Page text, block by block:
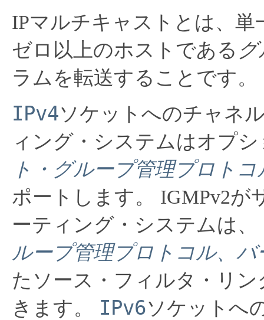
IPマルチキャストとは、
ゼロ以上のホストである
ラムを転送することです。
IPv4ソケットへのチャネ
ィング・システムはオプ
ト・グループ管理プロト
ポートします。
IGMPv2が
ーティング・システムは、
ループ管理プロトコル、バ
たソース・フィルタ・リ
きます。
IPv6ソケットへ